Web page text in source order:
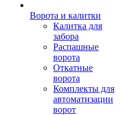
Ворота и калитки
Калитка для
забора
Распашные
ворота
Откатные
ворота
Комплекты для
автоматизации
ворот